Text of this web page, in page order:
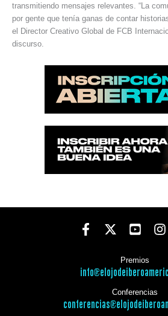
transmitiendo mensajes relevantes. “La
por gente que tenía ganas de contar
el Director Creativo Global de FCB
discurso.
Premios
Conferencias